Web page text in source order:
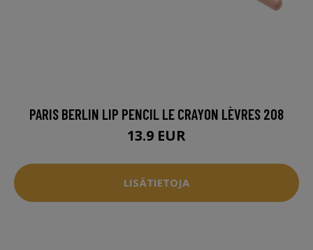
PARIS BERLIN LIP PENCIL LE CRAYON LÈVRES 208
13.9 EUR
LISÄTIETOJA